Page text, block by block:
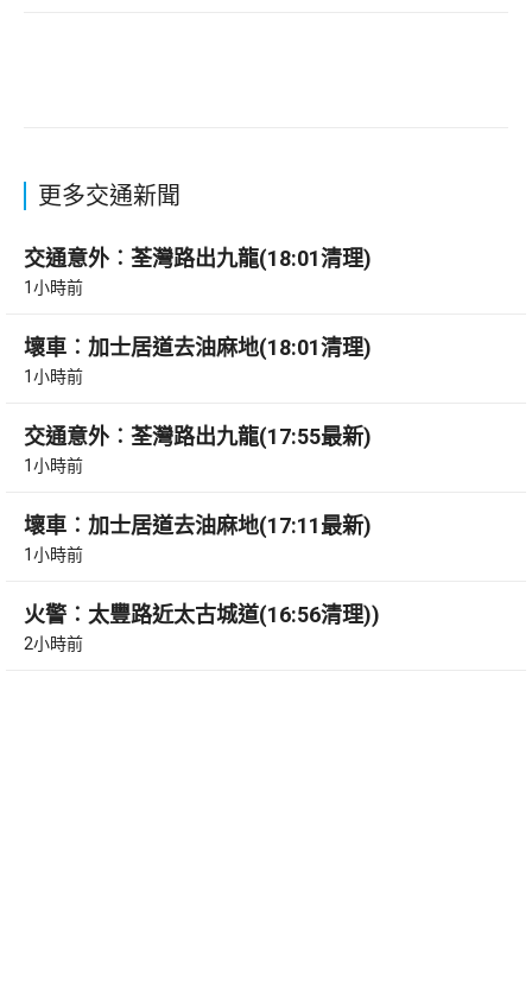
更多交通新聞
交通意外︰荃灣路出九龍(18:01清理)
1小時前
壞車︰加士居道去油麻地(18:01清理)
1小時前
交通意外︰荃灣路出九龍(17:55最新)
1小時前
壞車︰加士居道去油麻地(17:11最新)
1小時前
火警︰太豐路近太古城道(16:56清理))
2小時前